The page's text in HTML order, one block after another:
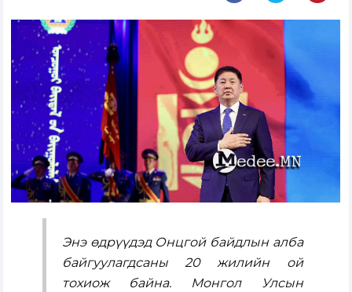
Энэ өдрүүдэд Онцгой байдлын алба
байгуулагдсаны 20 жилийн ой
тохиож байна. Монгол Улсын